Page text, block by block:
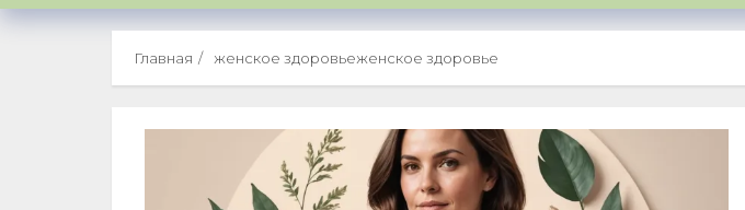
Главная женское здоровьеженское здоровье